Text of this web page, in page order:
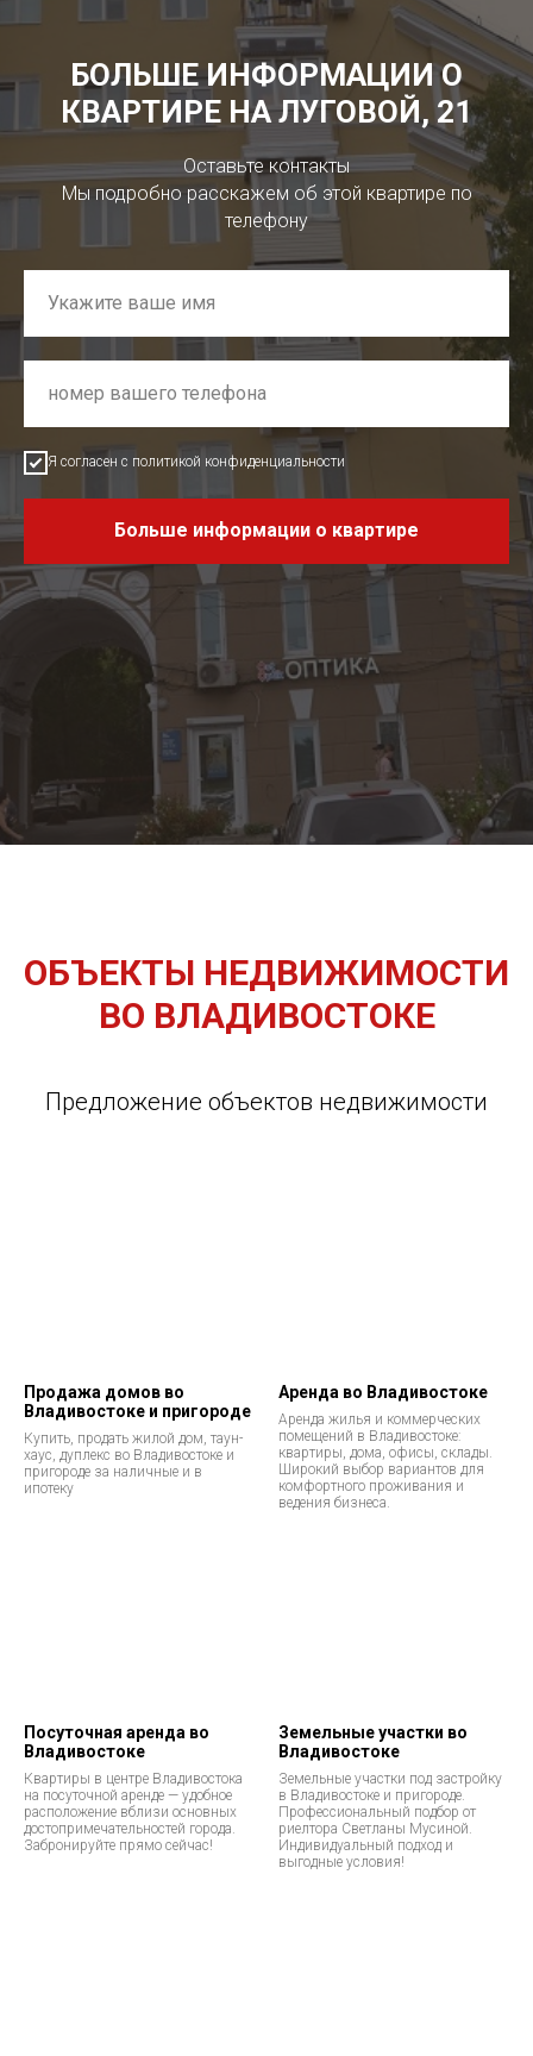
БОЛЬШЕ ИНФОРМАЦИИ О
КВАРТИРЕ НА ЛУГОВОЙ, 21
Оставьте контакты
Мы подробно расскажем об этой квартире по
телефону
Я согласен с политикой конфиденциальности
Больше информации о квартире
ОБЪЕКТЫ НЕДВИЖИМОСТИ
ВО ВЛАДИВОСТОКЕ
Предложение объектов недвижимости
Продажа домов во
Владивостоке и пригороде
Купить, продать жилой дом, таун-
хаус, дуплекс во Владивостоке и
пригороде за наличные и в
ипотеку
Аренда во Владивостоке
Аренда жилья и коммерческих
помещений в Владивостоке:
квартиры, дома, офисы, склады.
Широкий выбор вариантов для
комфортного проживания и
ведения бизнеса.
Посуточная аренда во
Владивостоке
Квартиры в центре Владивостока
на посуточной аренде — удобное
расположение вблизи основных
достопримечательностей города.
Забронируйте прямо сейчас!
Земельные участки во
Владивостоке
Земельные участки под застройку
в Владивостоке и пригороде.
Профессиональный подбор от
риелтора Светланы Мусиной.
Индивидуальный подход и
выгодные условия!